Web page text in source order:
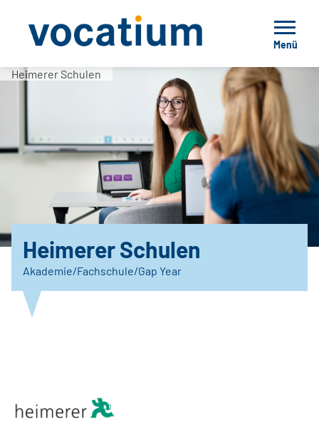
Menü
Heimerer Schulen
Heimerer Schulen
Akademie/Fachschule/Gap Year